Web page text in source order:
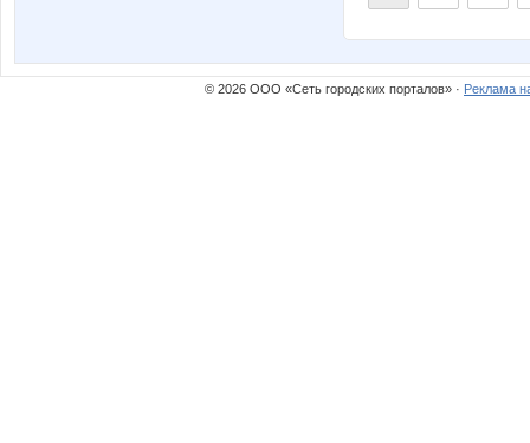
© 2026 ООО «Сеть городских порталов» · Реклама